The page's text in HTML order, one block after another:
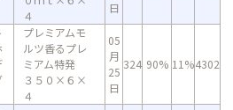
４
日
プレミアムモ
ルツ香るプレ
ミアム特発
３５０×６×
４
05
月
25
日
324 90% 11%4302